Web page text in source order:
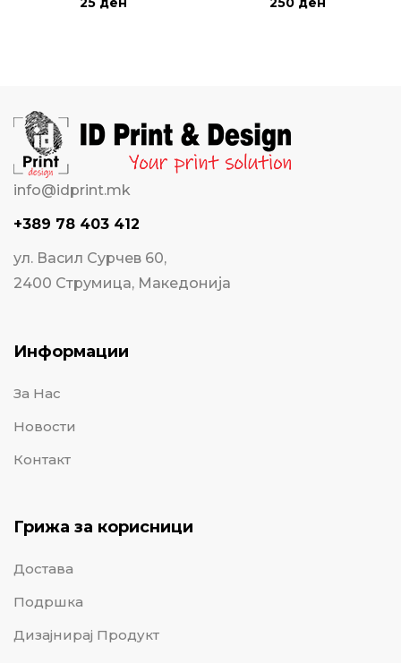
info@idprint.mk
+389 78 403 412
ул. Васил Сурчев 60,
2400 Струмица, Македонија
Информации
За Нас
Новости
Контакт
Грижа за корисници
Достава
Подршка
Дизајнирај Продукт